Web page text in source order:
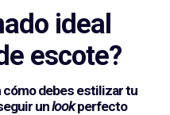
ideal
escote?
cómo debes estilizar tu
unlookperfecto